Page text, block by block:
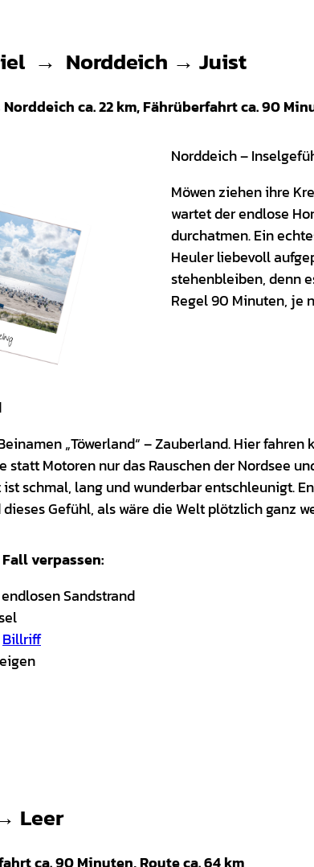
→ Norddeich → Juist
ca. 22 km, Fährüberfahrt ca. 90
Norddeich –
Möwen ziehen ihre
wartet der endlose
durchatmen. Ein
Heuler liebevoll
stehenbleiben, denn
Regel 90 Minuten, je
„Töwerland“ – Zauberland. Hier fahren
statt Motoren nur das Rauschen der Nordsee
schmal, lang und wunderbar entschleunigt.
Gefühl, als wäre die Welt plötzlich ganz
verpassen:
Sandstrand
Billriff
Leer